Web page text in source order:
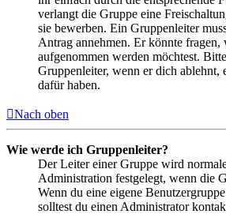
verlangt die Gruppe eine
sie bewerben. Ein Gruppenleiter
Antrag annehmen. Er könnte
aufgenommen werden möchtest.
Gruppenleiter, wenn er dich ablehnt,
dafür haben.
Nach oben
Wie werde ich Gruppenleiter?
Der Leiter einer Gruppe wird
Administration festgelegt, wenn die
Wenn du eine eigene
solltest du einen Administrator